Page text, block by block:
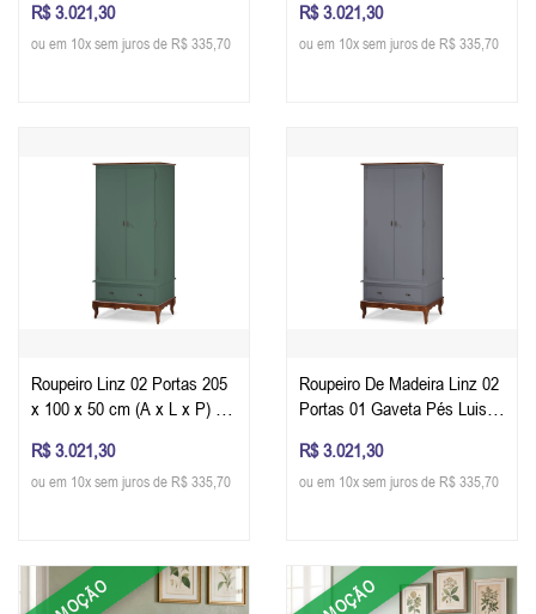
R$ 3.021,30
ou em 10x sem juros de R$ 335,70
Petróleo
R$ 3.021,30
ou em 10x sem juros de R$ 335,70
Roupeiro Linz 02 Portas 205
x 100 x 50 cm (A x L x P) -
Musgo
R$ 3.021,30
ou em 10x sem juros de R$ 335,70
Roupeiro De Madeira Linz 02
Portas 01 Gaveta Pés Luis
x P) - Cor Imbuia Glazer -
Cinza Escuro
R$ 3.021,30
ou em 10x sem juros de R$ 335,70